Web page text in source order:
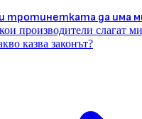
тротинетката да има
производители слагат
казва законът?